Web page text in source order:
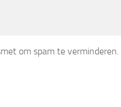
om spam te verminderen.